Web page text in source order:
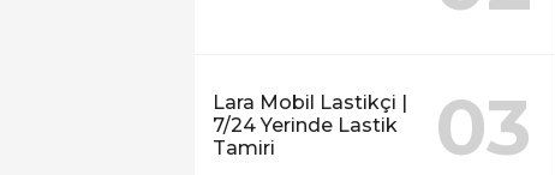
Lara Mobil Lastikçi |
7/24 Yerinde Lastik
Tamiri
03